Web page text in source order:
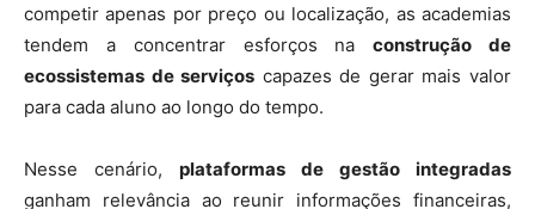
competir apenas por preço ou localização, as academias
tendem a concentrar esforços naconstrução de
ecossistemas de serviços capazes de gerar mais valor
para cada aluno ao longo do tempo.
Nesse cenário, plataformas de gestão integradas
ganham relevância ao reunir informações financeiras,